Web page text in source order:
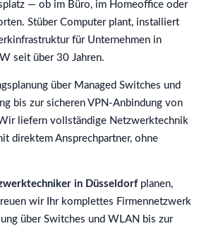
— ob im Büro, im Homeoffice oder
Stüber Computer plant, installiert
für Unternehmen in
seit über 30 Jahren.
über Managed Switches und
bis zur sicheren VPN-Anbindung von
liefern vollständige Netzwerktechnik
direktem Ansprechpartner, ohne
in Düsseldorfplanen,
wir Ihr komplettes Firmennetzwerk
über Switches und WLAN bis zur